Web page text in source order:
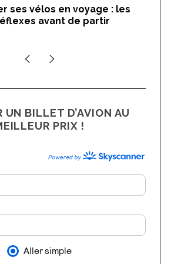
ses vélos en voyage : les
avant de partir
UN BILLET D’AVION AU
PRIX !